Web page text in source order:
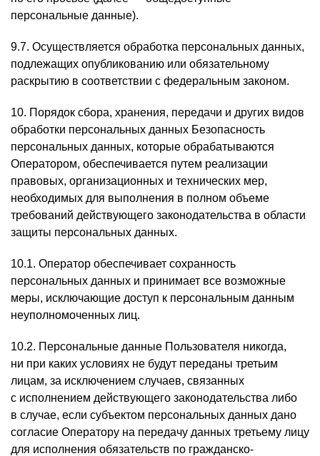
персональные данные).
9.7. Осуществляется обработка персональных данных,
подлежащих опубликованию или обязательному
раскрытию в соответствии с федеральным законом.
10. Порядок сбора, хранения, передачи и других видов
обработки персональных данных Безопасность
персональных данных, которые обрабатываются
Оператором, обеспечивается путем реализации
правовых, организационных и технических мер,
необходимых для выполнения в полном объеме
требований действующего законодательства в области
защиты персональных данных.
10.1. Оператор обеспечивает сохранность
персональных данных и принимает все возможные
меры, исключающие доступ к персональным данным
неуполномоченных лиц.
10.2. Персональные данные Пользователя никогда,
ни при каких условиях не будут переданы третьим
лицам, за исключением случаев, связанных
с исполнением действующего законодательства либо
в случае, если субъектом персональных данных дано
согласие Оператору на передачу данных третьему лицу
для исполнения обязательств по гражданско-